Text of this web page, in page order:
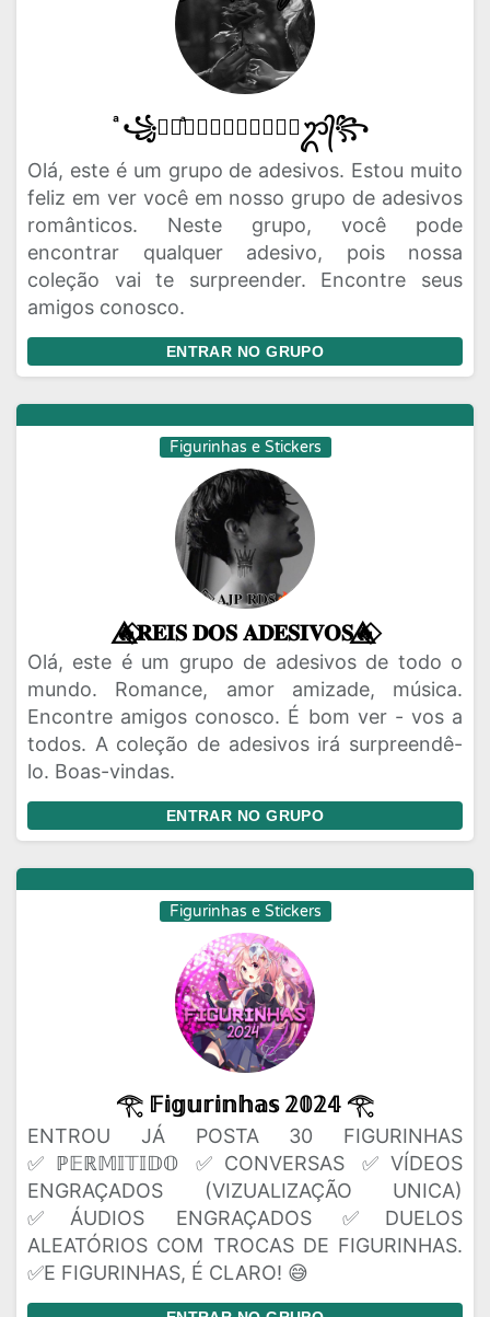
ͣ꧁ᬊᬁͣ𝑨𝑫𝑬𝑳𝑬𝑳𝑯𝑨𝑴ᬊ᭄꧂
Olá, este é um grupo de adesivos. Estou muito
feliz em ver você em nosso grupo de adesivos
românticos. Neste grupo, você pode
encontrar qualquer adesivo, pois nossa
coleção vai te surpreender. Encontre seus
amigos conosco.
ENTRAR NO GRUPO
Figurinhas e Stickers
🔥⃟⃤𝐑𝐄𝐈𝐒 𝐃𝐎𝐒 𝐀𝐃𝐄𝐒𝐈𝐕𝐎𝐒🔥⃟⃤
Olá, este é um grupo de adesivos de todo o
mundo. Romance, amor amizade, música.
Encontre amigos conosco. É bom ver - vos a
todos. A coleção de adesivos irá surpreendê-
lo. Boas-vindas.
ENTRAR NO GRUPO
Figurinhas e Stickers
𓂀 𝔽𝕚𝕘𝕦𝕣𝕚𝕟𝕙𝕒𝕤 𝟚𝟘𝟚𝟜 𓂀
ENTROU JÁ POSTA 30 FIGURINHAS
✅ℙ𝔼ℝ𝕄𝕀𝕋𝕀𝔻𝕆 ✅CONVERSAS ✅VÍDEOS
ENGRAÇADOS (VIZUALIZAÇÃO UNICA)
✅ÁUDIOS ENGRAÇADOS ✅DUELOS
ALEATÓRIOS COM TROCAS DE FIGURINHAS.
✅E FIGURINHAS, É CLARO! 😅